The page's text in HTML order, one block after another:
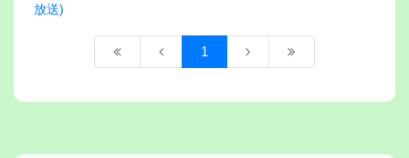
放送)
1